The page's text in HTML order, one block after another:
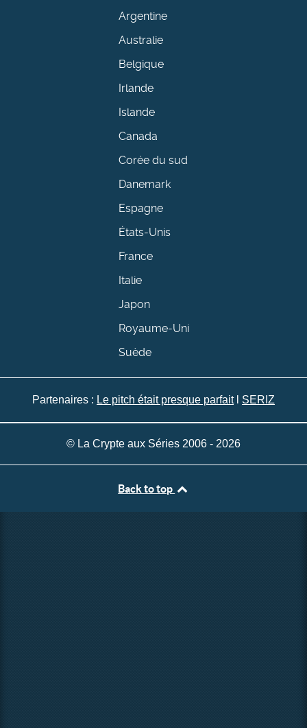
Argentine
Australie
Belgique
Irlande
Islande
Canada
Corée du sud
Danemark
Espagne
États-Unis
France
Italie
Japon
Royaume-Uni
Suède
Partenaires : Le pitch était presque parfaitl SERIZ
© La Crypte aux Séries 2006 - 2026
Back to top